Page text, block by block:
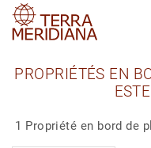
PROPRIÉTÉS EN
1 Propriété en bord de